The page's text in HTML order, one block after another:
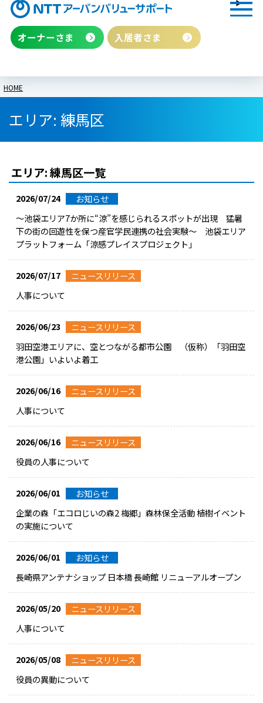
オーナーさま 入居者さま
HOME
エリア: 練馬区
エリア:練馬区一覧
2026/07/24
お知らせ
～池袋エリア7か所に“涼”を感じられるスポットが出現 猛暑
下の街の回遊性を保つ産官学民連携の社会実験～ 池袋エリア
プラットフォーム「涼感プレイスプロジェクト」
2026/07/17
ニュースリリース
人事について
2026/06/23
ニュースリリース
羽田空港エリアに、空とつながる都市公園 （仮称）「羽田空
港公園」いよいよ着工
2026/06/16
ニュースリリース
人事について
2026/06/16
ニュースリリース
役員の人事について
2026/06/01
お知らせ
企業の森「エコロじいの森2 梅郷」森林保全活動 植樹イベント
の実施について
2026/06/01
お知らせ
長崎県アンテナショップ 日本橋 長崎館 リニューアルオープン
2026/05/20
ニュースリリース
人事について
2026/05/08
ニュースリリース
役員の異動について